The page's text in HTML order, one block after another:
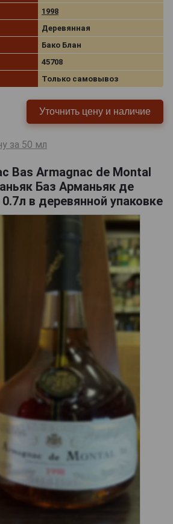
1998
Деревянная
Бако Блан
45708
Только самовывоз
Уточнить цену и наличие
за 50 мл
Bas Armagnac de Montal
Баз Арманьяк де
в деревянной упаковке